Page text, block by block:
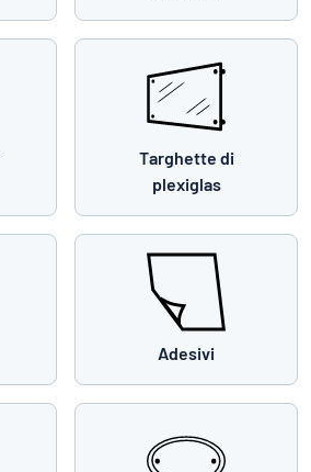
Targhette di
plexiglas
Adesivi